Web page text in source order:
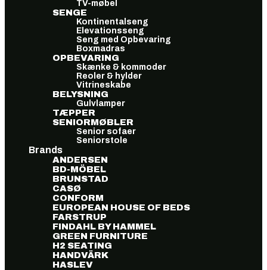
TV-møbel
SENGE
Kontinentalseng
Elevationsseng
Seng med Opbevaring
Boxmadras
OPBEVARING
Skænke & kommoder
Reoler & hylder
Vitrineskabe
BELYSNING
Gulvlamper
TÆPPER
SENIORMØBLER
Senior sofaer
Seniorstole
Brands
ANDERSEN
BD-MÖBEL
BRUNSTAD
CASØ
CONFORM
EUROPEAN HOUSE OF BEDS
FARSTRUP
FINDAHL BY HAMMEL
GREEN FURNITURE
H2 SEATING
HANDVÄRK
HASLEV